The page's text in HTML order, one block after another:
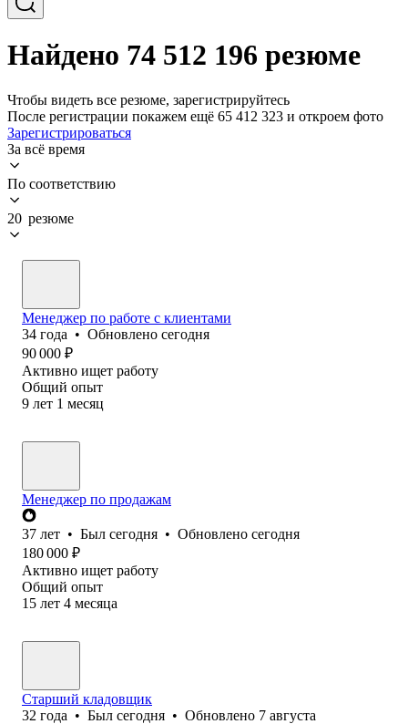
Найдено 74 512 196 резюме
Чтобы видеть все резюме, зарегистрируйтесь
После регистрации покажем ещё 65 412 323 и откроем фото
Зарегистрироваться
За всё время
По соответствию
20 резюме
Менеджер по работе с клиентами
34 года • Обновлено сегодня
90 000 ₽
Активно ищет работу
Общий опыт
9 лет 1 месяц
Менеджер по продажам
37 лет • Был сегодня • Обновлено сегодня
180 000 ₽
Активно ищет работу
Общий опыт
15 лет 4 месяца
Старший кладовщик
32 года • Был сегодня • Обновлено 7 августа